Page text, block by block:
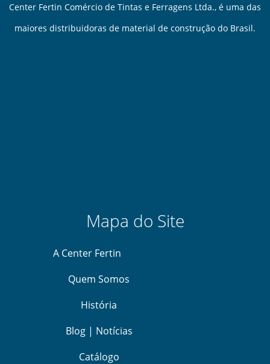
Center Fertin Comércio de Tintas e Ferragens Ltda., é uma das
maiores distribuidoras de material de construção do Brasil.
Mapa do Site
A Center Fertin
Quem Somos
História
Blog | Notícias
Catálogo